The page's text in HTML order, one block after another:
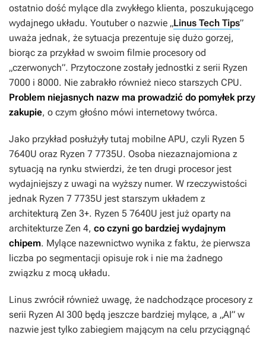
ostatnio dość mylące dla zwykłego klienta, poszukującego
wydajnego układu. Youtuber o nazwie „Linus Tech Tips”
uważa jednak, że sytuacja prezentuje się dużo gorzej,
biorąc za przykład w swoim filmie procesory od
„czerwonych”. Przytoczone zostały jednostki z serii Ryzen
7000 i 8000. Nie zabrakło również nieco starszych CPU.
Problem niejasnych nazw ma prowadzić do pomyłek przy
zakupie, o czym głośno mówi internetowy twórca.
Jako przykład posłużyły tutaj mobilne APU, czyli Ryzen 5
7640U oraz Ryzen 7 7735U. Osoba niezaznajomiona z
sytuacją na rynku stwierdzi, że ten drugi procesor jest
wydajniejszy z uwagi na wyższy numer. W rzeczywistości
jednak Ryzen 7 7735U jest starszym układem z
architekturą Zen 3+. Ryzen 5 7640U jest już oparty na
architekturze Zen 4, co czyni go bardziej wydajnym
chipem. Mylące nazewnictwo wynika z faktu, że pierwsza
liczba po segmentacji opisuje rok i nie ma żadnego
związku z mocą układu.
Linus zwrócił również uwagę, że nadchodzące procesory z
serii Ryzen AI 300 będą jeszcze bardziej mylące, a „AI” w
nazwie jest tylko zabiegiem mającym na celu przyciągnąć